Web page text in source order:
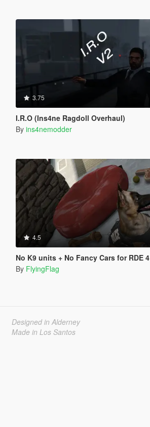
3.75
I.R.O (Ins4ne Ragdoll Overhaul)
By ins4nemodder
4.5
No K9 units + No Fancy Cars for RDE 4
By FlyingFlag
Designed in Alderney
Made in Los Santos